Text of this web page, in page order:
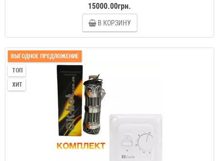
15000.00грн.
В КОРЗИНУ
ВЫГОДНОЕ ПРЕДЛОЖЕНИЕ
ТОП
ХИТ